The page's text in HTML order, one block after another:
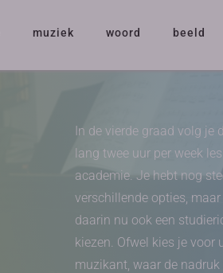
muziek woord beeld
In de vierde graad volg je
lang twee uur per week
academie. Je hebt nog
verschillende opties, maar
daarin nu ook een
kiezen. Ofwel kies je voor
muzikant, waar de